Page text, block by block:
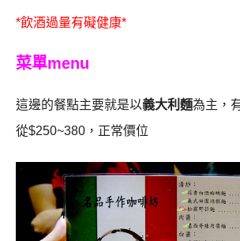
*飲酒過量有礙健康*
菜單menu
這邊的餐點主要就是以義大利麵為主，
從$250~380，正常價位